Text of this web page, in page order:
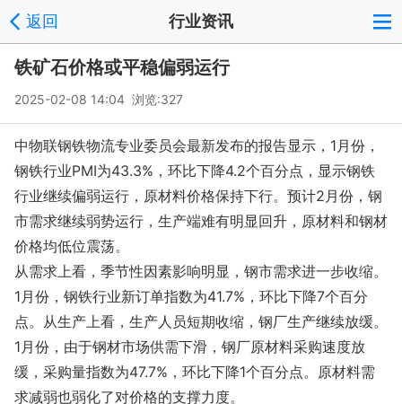
返回 行业资讯
铁矿石价格或平稳偏弱运行
2025-02-08 14:04 浏览:327
中物联钢铁物流专业委员会最新发布的报告显示，1月份，
钢铁行业PMI为43.3%，环比下降4.2个百分点，显示钢铁
行业继续偏弱运行，原材料价格保持下行。预计2月份，钢
市需求继续弱势运行，生产端难有明显回升，原材料和钢材
价格均低位震荡。
从需求上看，季节性因素影响明显，钢市需求进一步收缩。
1月份，钢铁行业新订单指数为41.7%，环比下降7个百分
点。从生产上看，生产人员短期收缩，钢厂生产继续放缓。
1月份，由于钢材市场供需下滑，钢厂原材料采购速度放
缓，采购量指数为47.7%，环比下降1个百分点。原材料需
求减弱也弱化了对价格的支撑力度。